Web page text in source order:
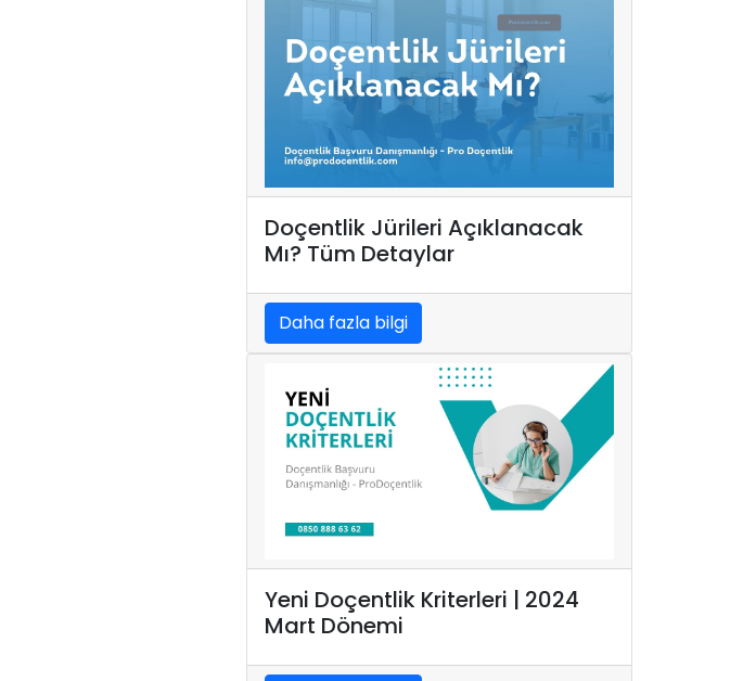
Doçentlik Jürileri Açıklanacak
Mı? Tüm Detaylar
Daha fazla bilgi
Yeni Doçentlik Kriterleri | 2024
Mart Dönemi